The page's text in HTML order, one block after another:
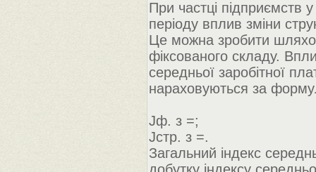
При частці підприємств у
періоду вплив зміни
Це можна зробити
фіксованого складу.
середньої заробітної
нараховуються за
Jф. з =;
Jстр. з =.
Загальний індекс